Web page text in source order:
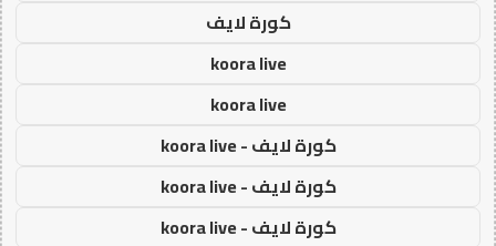
كورة لايف
koora live
koora live
كورة لايف - koora live
كورة لايف - koora live
كورة لايف - koora live